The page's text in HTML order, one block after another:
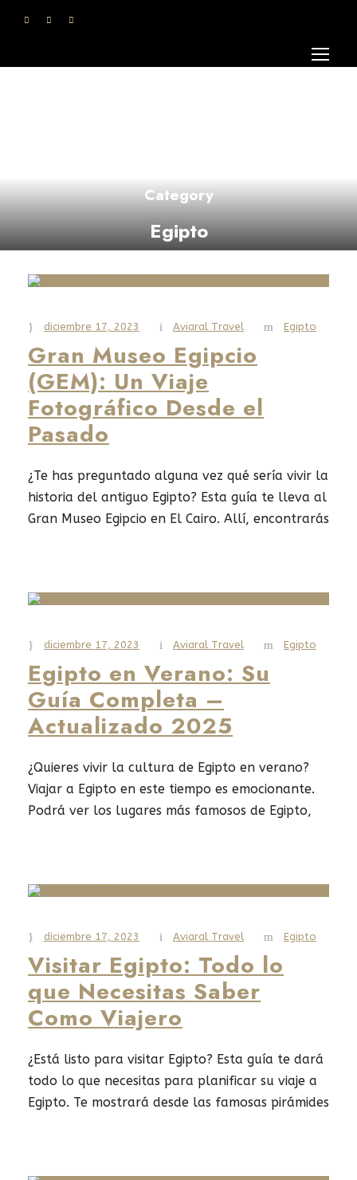
Category
Egipto
diciembre 17, 2023 Aviaral Travel Egipto
Gran Museo Egipcio
(GEM): Un Viaje
Fotográfico Desde el
Pasado
¿Te has preguntado alguna vez qué sería vivir la
historia del antiguo Egipto? Esta guía te lleva al
Gran Museo Egipcio en El Cairo. Allí, encontrarás
Prepárate para descubrir los secretos del
Read More
diciembre 17, 2023 Aviaral Travel Egipto
Egipto en Verano: Su
Guía Completa –
Actualizado 2025
¿Quieres vivir la cultura de Egipto en verano?
Viajar a Egipto en este tiempo es emocionante.
Podrá ver los lugares más famosos de Egipto,
un viaje de verano inolvidable a Egipto...
diciembre 17, 2023 Aviaral Travel Egipto
Visitar Egipto: Todo lo
que Necesitas Saber
Como Viajero
¿Está listo para visitar Egipto? Esta guía te dará
todo lo que necesitas para planificar su viaje a
Egipto. Te mostrará desde las famosas pirámides